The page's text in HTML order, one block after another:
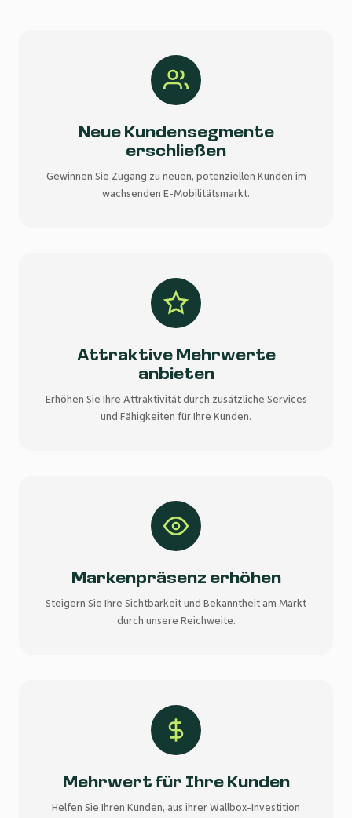
Neue Kundensegmente
erschließen
Gewinnen Sie Zugang zu neuen, potenziellen Kunden im
wachsenden E-Mobilitätsmarkt.
Attraktive Mehrwerte
anbieten
Erhöhen Sie Ihre Attraktivität durch zusätzliche Services
und Fähigkeiten für Ihre Kunden.
Markenpräsenz erhöhen
Steigern Sie Ihre Sichtbarkeit und Bekanntheit am Markt
durch unsere Reichweite.
Mehrwert für Ihre Kunden
Helfen Sie Ihren Kunden, aus ihrer Wallbox-Investition